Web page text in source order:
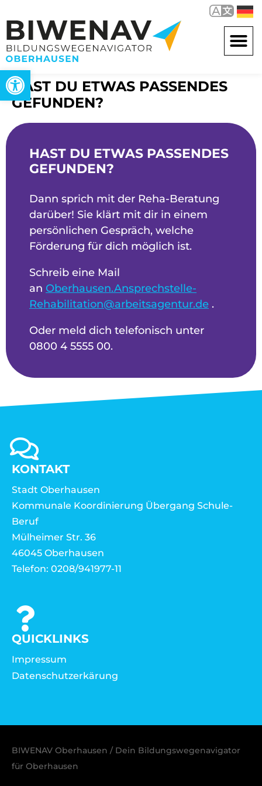
Werkzeugleiste öffnen
HAST DU ETWAS PASSENDES
GEFUNDEN?
HAST DU ETWAS PASSENDES
GEFUNDEN?
Dann sprich mit der Reha-Beratung
darüber! Sie klärt mit dir in einem
persönlichen Gespräch, welche
Förderung für dich möglich ist.
Schreib eine Mail
an Oberhausen.Ansprechstelle-
Rehabilitation@arbeitsagentur.de .
Oder meld dich telefonisch unter
0800 4 5555 00.
KONTAKT
Stadt Oberhausen
Kommunale Koordinierung Übergang Schule-
Beruf
Mülheimer Str. 36
46045 Oberhausen
Telefon: 0208/941977-11
QUICKLINKS
Impressum
Datenschutzerkärung
BIWENAV Oberhausen / Dein Bildungswegenavigator
für Oberhausen